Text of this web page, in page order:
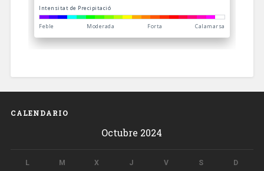
CALENDARIO
Octubre 2024
L M X J V S D